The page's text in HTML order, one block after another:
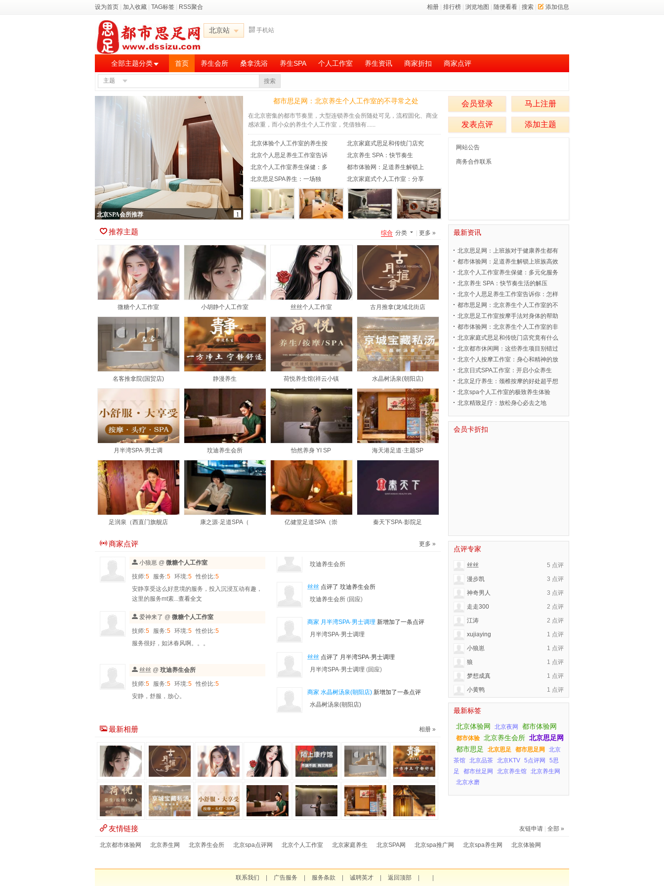
设为首页 加入收藏 TAG标签 RSS聚合 相册 排行榜 浏览地图 随便看看 搜索 添加信息
北京站 手机站
全部主题分类 首页 养生会所 桑拿洗浴 养生SPA 个人工作室 养生资讯 商家折扣 商家点评
主题 搜索
北京SPA会所推荐 1
都市思足网：北京养生个人工作室的不寻常之处
在北京密集的都市节奏里，大型连锁养生会所随处可见，流程固化、商业
感浓重，而小众的养生个人工作室，凭借独有......
北京体验个人工作室的养生按
北京家庭式思足和传统门店究
北京个人思足养生工作室告诉
北京养生 SPA：快节奏生
北京个人工作室养生保健：多
都市体验网：足道养生解锁上
北京思足SPA养生：一场独
北京家庭式个人工作室：分享
会员登录 马上注册
发表点评 添加主题
网站公告
商务合作联系
推荐主题 综合 分类 更多 »
微糖个人工作室 小胡静个人工作室 丝丝个人工作室 古月推拿(龙域北街店
名客推拿院(国贸店) 静漫养生 荷悦养生馆(祥云小镇 水晶树汤泉(朝阳店)
月半湾SPA·男士调 玟迪养生会所 怡然养身 YI SP 海天港足道·主题SP
足润泉（西直门旗舰店 康之源·足道SPA（ 亿健堂足道SPA（崇 秦天下SPA·影院足
商家点评 更多 »
小狼崽 @ 微糖个人工作室
技师:5 服务:5 环境:5 性价比:5
安静享受这么好意境的服务，投入沉浸互动有趣，
这里的服务mt素...查看全文
爱神来了 @ 微糖个人工作室
技师:5 服务:5 环境:5 性价比:5
服务很好，如沐春风啊。。。
丝丝 @ 玟迪养生会所
技师:5 服务:5 环境:5 性价比:5
安静，舒服，放心。
商家 微糖个人工作室新增加了一条点评
微糖个人工作室
小狼崽点评了 微糖个人工作室
微糖个人工作室( 回应)
商家 微糖个人工作室
新增加了一条点评
微糖个人工作室
爱神来了点评了 微糖个人工作室
玟迪养生会所
丝丝 点评了 玟迪养生会所
玟迪养生会所 (回应)
商家 月半湾SPA·男士调理 新增加了一条点评
月半湾SPA·男士调理
丝丝 点评了 月半湾SPA·男士调理
月半湾SPA·男士调理 (回应)
商家 水晶树汤泉(朝阳店) 新增加了一条点评
水晶树汤泉(朝阳店)
商家 微糖个人工作室
新增加了一条点评
小狼崽点评了 微糖个人工作室
微糖个人工作室(回应)
商家 微糖个人工作室 新增加了一条点评
爱神来了点评了 微糖个人工作室
最新相册 相册 »
最新资讯
北京思足网：上班族对于健康养生都有
都市体验网：足道养生解锁上班族高效
北京个人工作室养生保健：多元化服务
北京养生 SPA：快节奏生活的解压
北京个人思足养生工作室告诉你：怎样
都市思足网：北京养生个人工作室的不
北京思足工作室按摩手法对身体的帮助
都市体验网：北京养生个人工作室的非
北京家庭式思足和传统门店究竟有什么
北京都市休闲网：这些养生项目别错过
北京个人按摩工作室：身心和精神的放
北京日式SPA工作室：开启小众养生
北京足疗养生：颈椎按摩的好处超乎想
北京spa个人工作室的极致养生体验
北京精致足疗：放松身心必去之地
会员卡折扣
点评专家
5 点评
丝丝
3 点评
漫步凯
3 点评
神奇男人
2 点评
走走300
2 点评
江涛
1 点评
xujiaying
1 点评
小狼崽
1 点评
狼
1 点评
梦想成真
1 点评
小黄鸭
最新标签
北京体验网
北京夜网 都市体验网
都市体验 北京养生会所 北京思足网
都市思足
北京思足 都市思足网
北京
茶馆 北京品茶 北京KTV 5点评网
5思
足
都市丝足网 北京养生馆 北京养生网
北京水磨
友情链接 友链申请 全部 »
北京都市体验网 北京养生网 北京养生会所 北京spa点评网 北京个人工作室 北京家庭养生 北京SPA网 北京spa推广网 北京spa养生网 北京体验网
联系我们 广告服务 服务条款 诚聘英才 返回顶部